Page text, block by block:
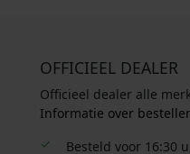
OFFICIEEL DEALER
Officieel dealer alle
Informatie over
Besteld voor 16:30